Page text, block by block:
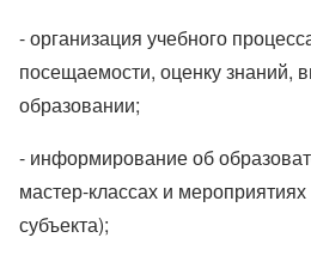
- организация учебного
посещаемости, оценку знаний,
образовании;
- информирование об
мастер-классах и
субъекта);